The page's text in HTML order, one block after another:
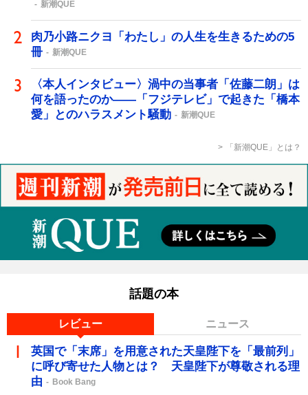
新潮QUE
肉乃小路ニクヨ「わたし」の人生を生きるための5
冊
新潮QUE
〈本人インタビュー〉渦中の当事者「佐藤二朗」は
何を語ったのか――「フジテレビ」で起きた「橋本
愛」とのハラスメント騒動
新潮QUE
「新潮QUE」とは？
話題の本
レビュー ニュース
英国で「末席」を用意された天皇陛下を「最前列」
に呼び寄せた人物とは？ 天皇陛下が尊敬される理
由
Book Bang